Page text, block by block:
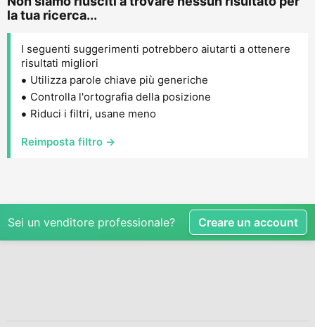
la tua ricerca...
I seguenti suggerimenti potrebbero aiutarti a ottenere
risultati migliori
Utilizza parole chiave più generiche
Controlla l'ortografia della posizione
Riduci i filtri, usane meno
Reimposta filtro →
Sei un venditore professionale? Creare un account